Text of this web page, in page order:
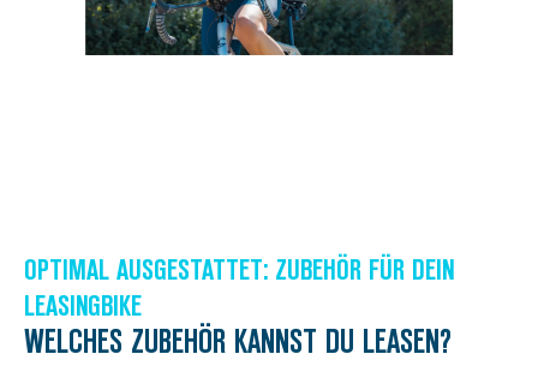
OPTIMAL AUSGESTATTET: ZUBEHÖR FÜR DEIN
LEASINGBIKE
WELCHES ZUBEHÖR KANNST DU LEASEN?